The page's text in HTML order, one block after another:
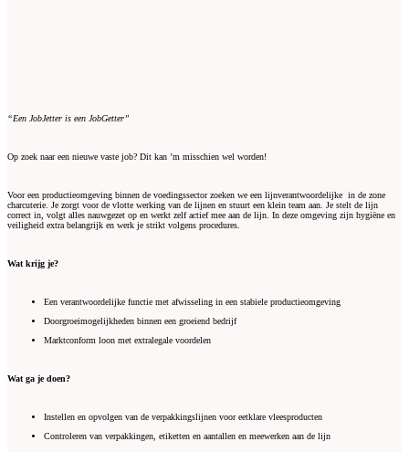
“Een JobJetter is een JobGetter”
Op zoek naar een nieuwe vaste job? Dit kan ’m misschien wel worden!
Voor een productieomgeving binnen de voedingssector zoeken we een lijnverantwoordelijke in de zone
charcuterie. Je zorgt voor de vlotte werking van de lijnen en stuurt een klein team aan. Je stelt de lijn
correct in, volgt alles nauwgezet op en werkt zelf actief mee aan de lijn. In deze omgeving zijn hygiëne en
veiligheid extra belangrijk en werk je strikt volgens procedures.
Wat krijg je?
Een verantwoordelijke functie met afwisseling in een stabiele productieomgeving
Doorgroeimogelijkheden binnen een groeiend bedrijf
Marktconform loon met extralegale voordelen
Wat ga je doen?
Instellen en opvolgen van de verpakkingslijnen voor eetklare vleesproducten
Controleren van verpakkingen, etiketten en aantallen en meewerken aan de lijn